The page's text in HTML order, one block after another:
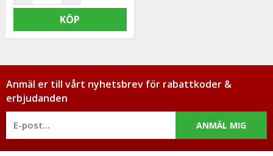
KÖP
Anmäl er till vårt nyhetsbrev för rabattkoder &
erbjudanden
ANMÄL MIG